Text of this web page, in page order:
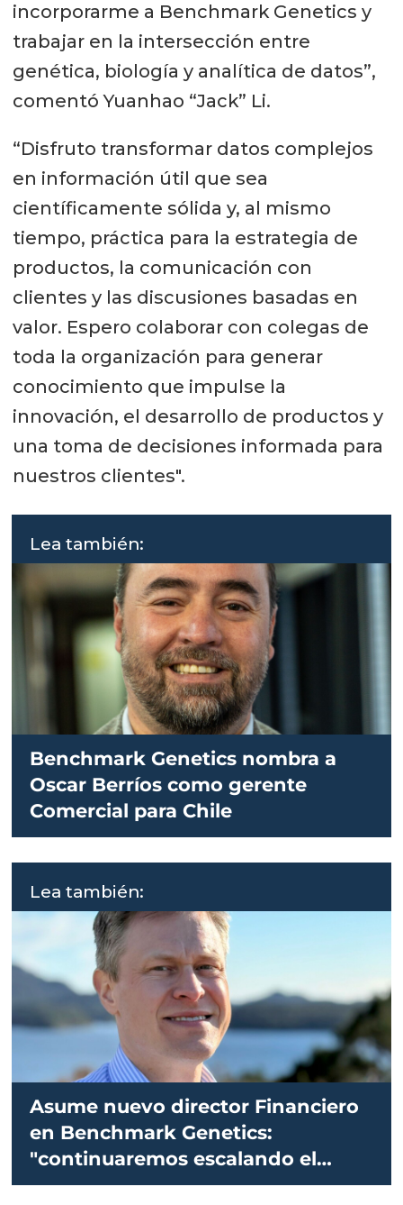
incorporarme a Benchmark Genetics y
trabajar en la intersección entre
genética, biología y analítica de datos”,
comentó Yuanhao “Jack” Li.
“Disfruto transformar datos complejos
en información útil que sea
científicamente sólida y, al mismo
tiempo, práctica para la estrategia de
productos, la comunicación con
clientes y las discusiones basadas en
valor. Espero colaborar con colegas de
toda la organización para generar
conocimiento que impulse la
innovación, el desarrollo de productos y
una toma de decisiones informada para
nuestros clientes".
Lea también:
Benchmark Genetics nombra a
Oscar Berríos como gerente
Comercial para Chile
Lea también:
Asume nuevo director Financiero
en Benchmark Genetics:
"continuaremos escalando el
negocio"